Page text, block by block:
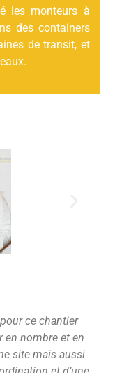
ce chantier
en nombre et en
site mais aussi
les monteurs à
des containers
de transit, et